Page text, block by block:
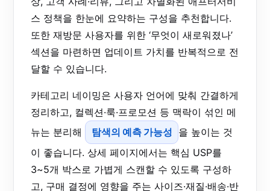
스 정책을 한눈에 요약하는 구성을 추천합니다.
또한 재방문 사용자를 위한 ‘무엇이 새로워졌나’
섹션을 마련하면 업데이트 가치를 반복적으로 전
달할 수 있습니다.
카테고리 네이밍은 사용자 언어에 맞춰 간결하게
정리하고, 컬렉션·룩·프로모션 등 맥락이 섞인 메
뉴는 분리해
탐색의 예측 가능성 을 높이는 것
이 좋습니다. 상세 페이지에서는 핵심 USP를
3~5개 박스로 가볍게 스캔할 수 있도록 구성하
고, 구매 결정에 영향을 주는 사이즈·재질·배송·반